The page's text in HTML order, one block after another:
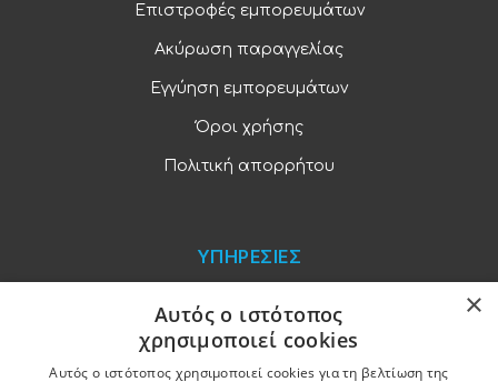
Επιστροφές εμπορευμάτων
Ακύρωση παραγγελίας
Εγγύηση εμπορευμάτων
Όροι χρήσης
Πολιτική απορρήτου
ΥΠΗΡΕΣΙΕΣ
Παραγγελίες και πληρωμές
×
Αυτός ο ιστότοπος
χρησιμοποιεί cookies
Αυτός ο ιστότοπος χρησιμοποιεί cookies για τη βελτίωση της